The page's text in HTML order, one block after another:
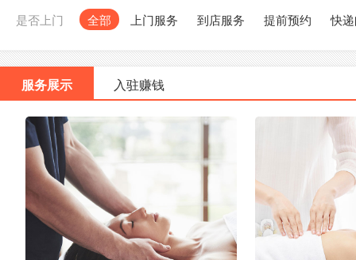
是否上门 全部 上门服务 到店服务 提前预约 快
服务展示 入驻赚钱